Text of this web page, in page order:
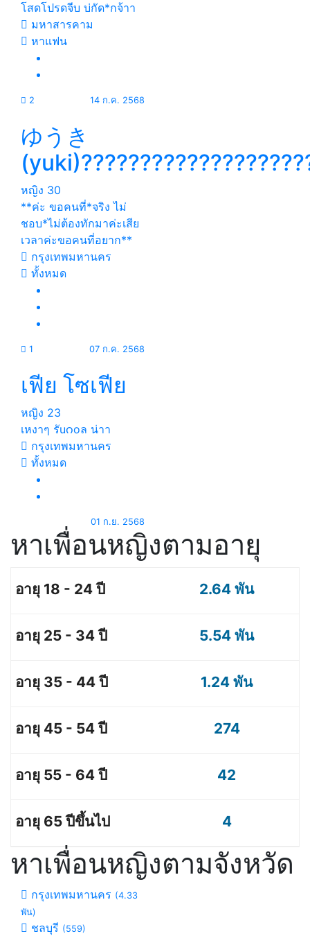
โสดโปรดจีบ บ่กัด*กจ้าา
มหาสารคาม
หาแฟน
2 14 ก.ค. 2568
ゆうき
หญิง 30
**ค่ะ ขอคนที่*จริง ไม่
ชอบ*ไม่ต้องทักมาค่ะเสีย
เวลาค่ะขอคนที่อยาก**
กรุงเทพมหานคร
ทั้งหมด
1 07 ก.ค. 2568
เฟีย โซเฟีย
หญิง 23
เหงาๆ รัuဂoล น่าา
กรุงเทพมหานคร
ทั้งหมด
01 ก.ย. 2568
หาเพื่อนหญิงตามอายุ
2.64 พัน
5.54 พัน
1.24 พัน
274
42
4
หาเพื่อนหญิงตามจังหวัด
กรุงเทพมหานคร (4.33
พัน)
ชลบุรี (559)